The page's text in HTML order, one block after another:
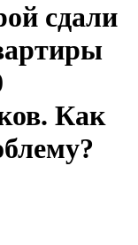
сдали
Как